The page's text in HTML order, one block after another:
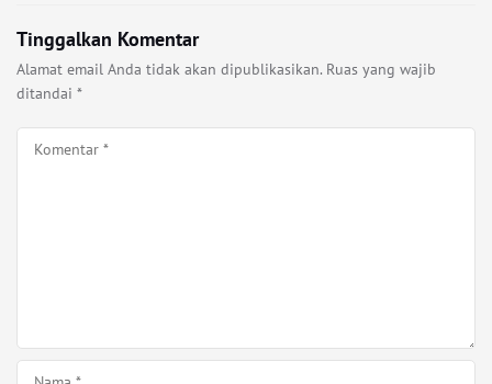
Tinggalkan Komentar
Alamat email Anda tidak akan dipublikasikan. Ruas yang wajib
ditandai *